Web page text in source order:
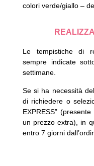
colori verde/giallo –
Le tempistiche di
sempre indicate
settimane.
Se si ha necessità
di richiedere o
EXPRESS”
un prezzo extra), in
entro 7 giorni